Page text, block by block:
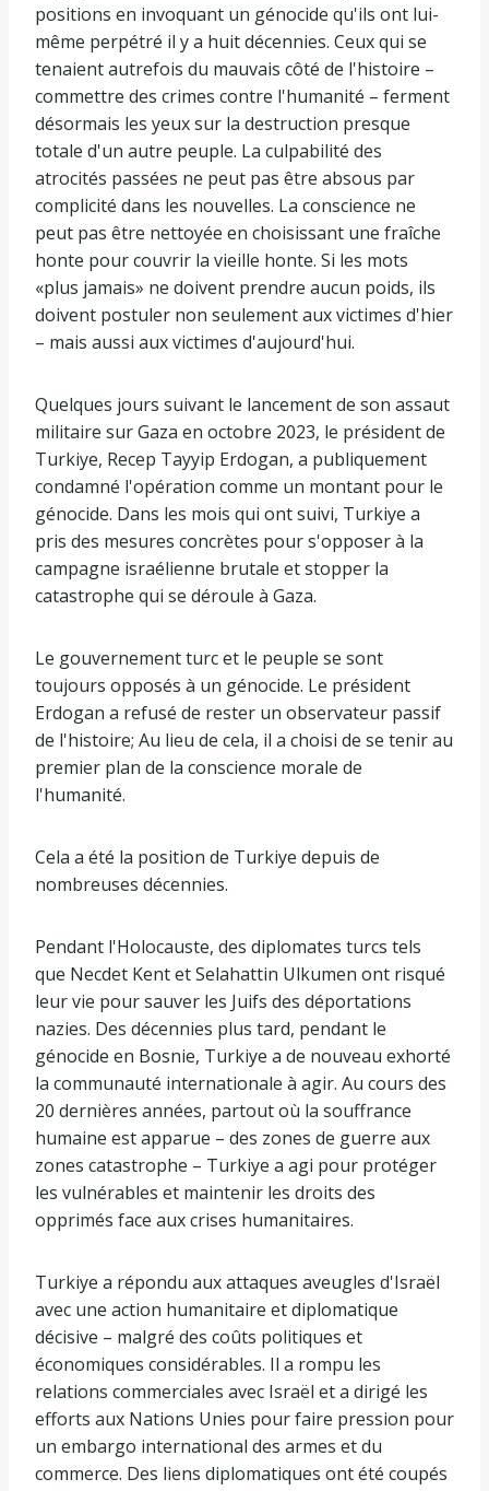
positions en invoquant un génocide qu'ils ont lui-
même perpétré il y a huit décennies. Ceux qui se
tenaient autrefois du mauvais côté de l'histoire –
commettre des crimes contre l'humanité – ferment
désormais les yeux sur la destruction presque
totale d'un autre peuple. La culpabilité des
atrocités passées ne peut pas être absous par
complicité dans les nouvelles. La conscience ne
peut pas être nettoyée en choisissant une fraîche
honte pour couvrir la vieille honte. Si les mots
«plus jamais» ne doivent prendre aucun poids, ils
doivent postuler non seulement aux victimes d'hier
– mais aussi aux victimes d'aujourd'hui.
Quelques jours suivant le lancement de son assaut
militaire sur Gaza en octobre 2023, le président de
Turkiye, Recep Tayyip Erdogan, a publiquement
condamné l'opération comme un montant pour le
génocide. Dans les mois qui ont suivi, Turkiye a
pris des mesures concrètes pour s'opposer à la
campagne israélienne brutale et stopper la
catastrophe qui se déroule à Gaza.
Le gouvernement turc et le peuple se sont
toujours opposés à un génocide. Le président
Erdogan a refusé de rester un observateur passif
de l'histoire; Au lieu de cela, il a choisi de se tenir au
premier plan de la conscience morale de
l'humanité.
Cela a été la position de Turkiye depuis de
nombreuses décennies.
Pendant l'Holocauste, des diplomates turcs tels
que Necdet Kent et Selahattin Ulkumen ont risqué
leur vie pour sauver les Juifs des déportations
nazies. Des décennies plus tard, pendant le
génocide en Bosnie, Turkiye a de nouveau exhorté
la communauté internationale à agir. Au cours des
20 dernières années, partout où la souffrance
humaine est apparue – des zones de guerre aux
zones catastrophe – Turkiye a agi pour protéger
les vulnérables et maintenir les droits des
opprimés face aux crises humanitaires.
Turkiye a répondu aux attaques aveugles d'Israël
avec une action humanitaire et diplomatique
décisive – malgré des coûts politiques et
économiques considérables. Il a rompu les
relations commerciales avec Israël et a dirigé les
efforts aux Nations Unies pour faire pression pour
un embargo international des armes et du
commerce. Des liens diplomatiques ont été coupés